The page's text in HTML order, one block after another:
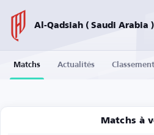
Al-Qadsiah ( Saudi Arabia )
Matchs Actualités
Matchs à